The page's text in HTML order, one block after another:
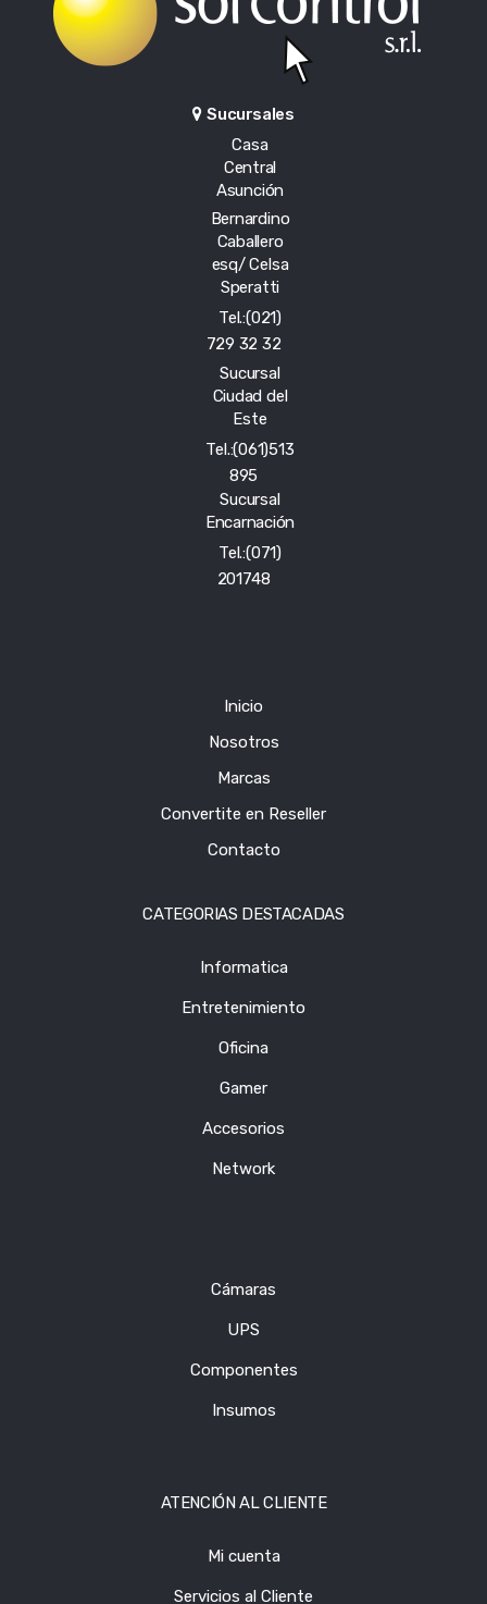
Sucursales
Casa
Central
Asunción
Bernardino
Caballero
esq/ Celsa
Speratti
Tel.:(021)
729 32 32
Sucursal
Ciudad del
Este
Tel.:(061)513
895
Sucursal
Encarnación
Tel.:(071)
201748
Inicio
Nosotros
Marcas
Convertite en Reseller
Contacto
CATEGORIAS DESTACADAS
Informatica
Entretenimiento
Oficina
Gamer
Accesorios
Network
Cámaras
UPS
Componentes
Insumos
ATENCIÓN AL CLIENTE
Mi cuenta
Servicios al Cliente